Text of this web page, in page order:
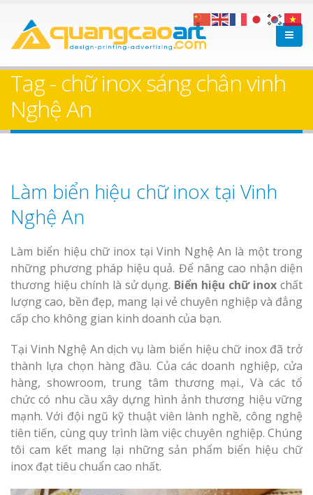
Tag - chữ inox sáng chân vinh
Nghệ An
Làm biển hiệu chữ inox tại Vinh
Nghệ An
Làm biển hiệu chữ inox tại Vinh Nghệ An là một trong
những phương pháp hiệu quả. Để nâng cao nhận diện
thương hiệu chính là sử dụng. Biển hiệu chữ inox chất
lượng cao, bền đẹp, mang lại vẻ chuyên nghiệp và đẳng
cấp cho không gian kinh doanh của bạn.
Tại Vinh Nghệ An dịch vụ làm biển hiệu chữ inox đã trở
thành lựa chọn hàng đầu. Của các doanh nghiệp, cửa
hàng, showroom, trung tâm thương mại., Và các tổ
chức có nhu cầu xây dựng hình ảnh thương hiệu vững
mạnh. Với đội ngũ kỹ thuật viên lành nghề, công nghệ
tiên tiến, cùng quy trình làm việc chuyên nghiệp. Chúng
tôi cam kết mang lại những sản phẩm biển hiệu chữ
inox đạt tiêu chuẩn cao nhất.